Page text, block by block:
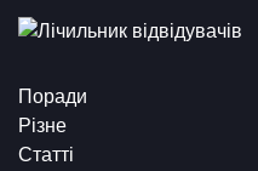
Поради
Різне
Статті